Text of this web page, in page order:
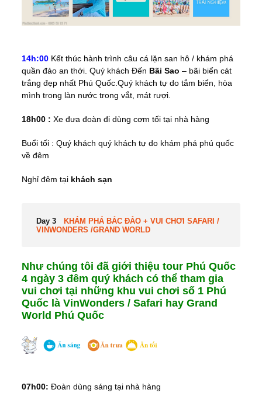
14h:00 Kết thúc hành trình câu cá lặn san hô / khám phá
quần đảo an thới. Quý khách Đến Bãi Sao – bãi biển cát
trắng đẹp nhất Phú Quốc.Quý khách tự do tắm biển, hòa
mình trong làn nước trong vắt, mát rượi.
18h00 : Xe đưa đoàn đi dùng cơm tối tại nhà hàng
Buổi tối : Quý khách quý khách tự do khám phá phú quốc
về đêm
Nghỉ đêm tại khách sạn
Day 3
KHÁM PHÁ BẮC ĐẢO + VUI CHƠI SAFARI /
VINWONDERS /GRAND WORLD
Như chúng tôi đã giới thiệu tour Phú Quốc
4 ngày 3 đêm quý khách có thể tham gia
vui chơi tại những khu vui chơi số 1 Phú
Quốc là VinWonders / Safari hay Grand
World Phú Quốc
07h00: Đoàn dùng sáng tại nhà hàng